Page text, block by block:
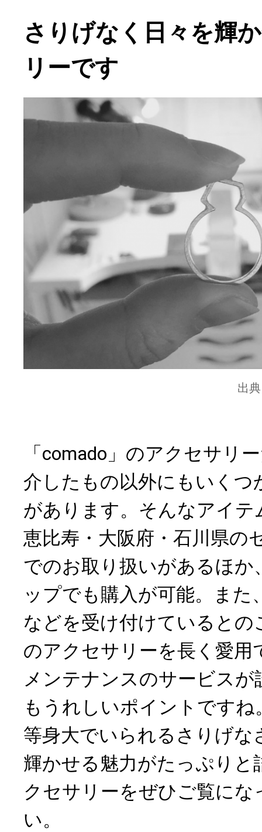
さりげなく日々を輝
リーです
出
「comado」のアクセサリ
介したもの以外にもいくつ
があります。そんなアイテ
恵比寿・大阪府・石川県の
でのお取り扱いがあるほか
ップでも購入が可能。また
などを受け付けているとの
のアクセサリーを長く愛用
メンテナンスのサービス
もうれしいポイントです
等身大でいられるさりげな
輝かせる魅力がたっぷりと
クセサリーをぜひご覧に
い。